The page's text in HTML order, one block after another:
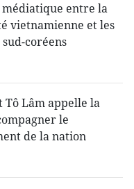
entre la
vietnamienne et les
coréens
Tô Lâm appelle la
le
de la nation